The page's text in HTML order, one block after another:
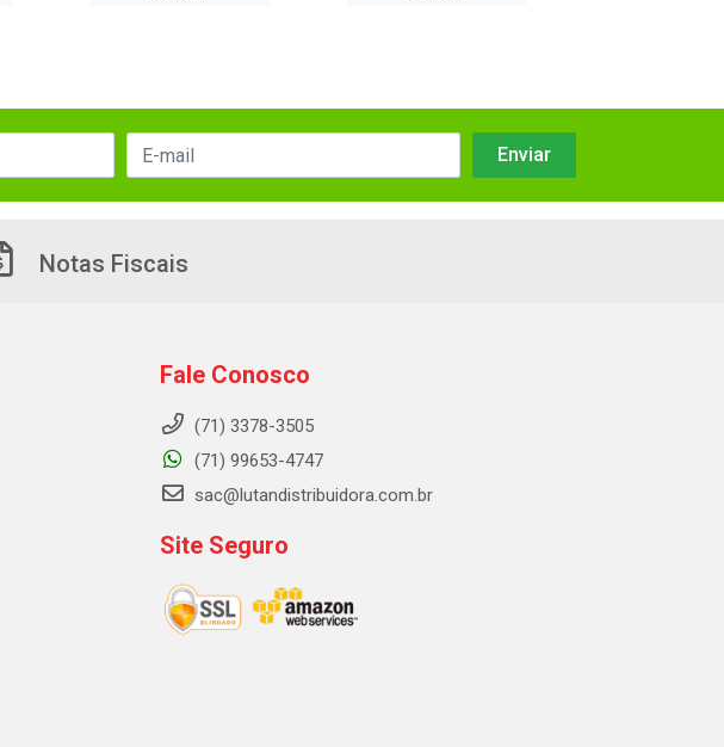
Notas Fiscais
Fale Conosco
(71) 3378-3505
(71) 99653-4747
sac@lutandistribuidora.com.br
Site Seguro